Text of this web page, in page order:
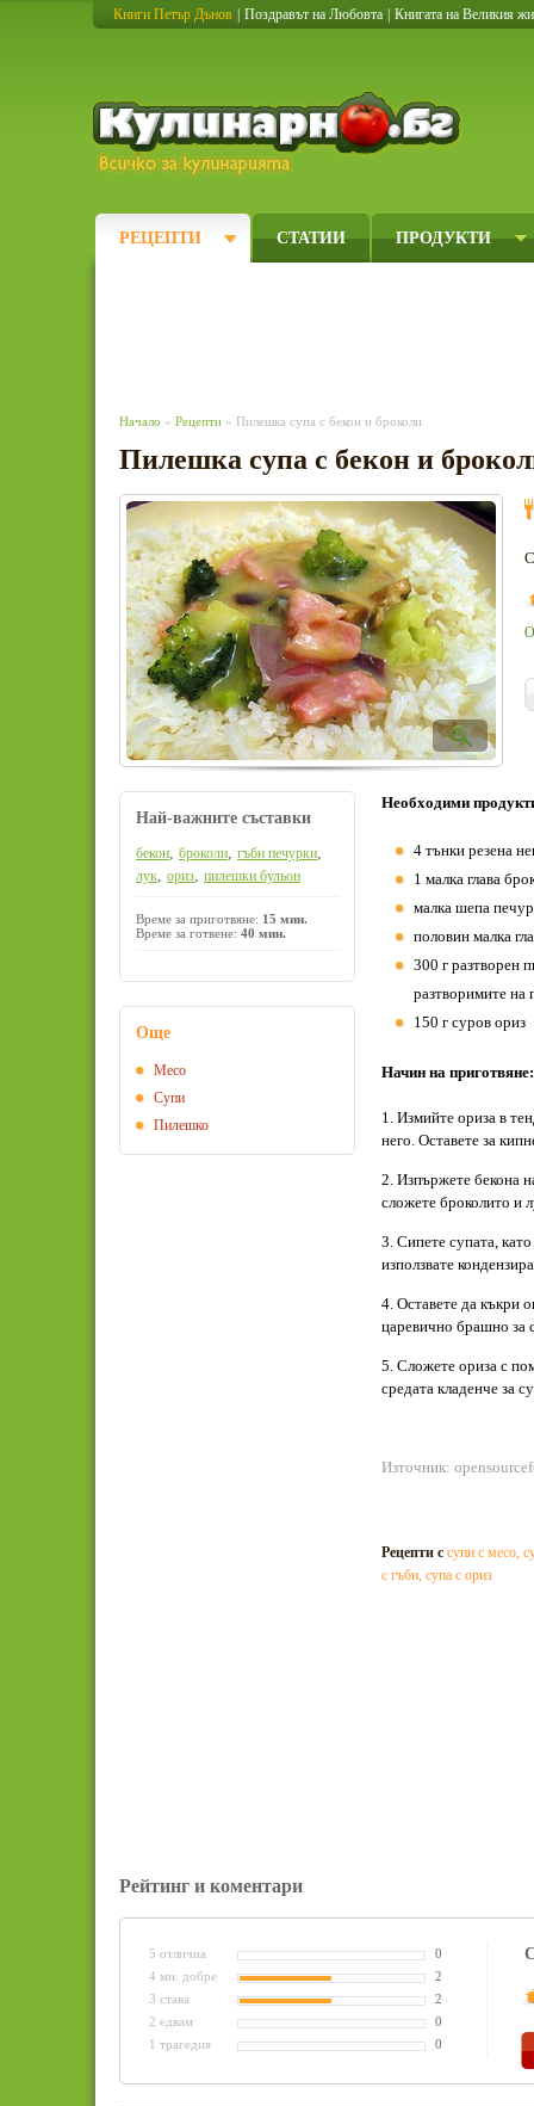
Книги Петър Дънов Поздравът на Любовта Книгата на Великия
РЕЦЕПТИ СТАТИИ ПРОДУКТИ
Начало » Рецепти » Пилешка супа с бекон и броколи
Пилешка супа с бекон и
Необходими
4 тънки резена
1 малка глава
малка шепа
половин малка
300 г разтворен
разтворимите на
150 г суров ориз
Начин на приготвяне:
1. Измийте ориза в
него. Оставете за
2. Изпържете бекона
сложете броколито и
3. Сипете супата,
използвате
4. Оставете да къкри
царевично брашно за
5. Сложете ориза с
средата кладенче за
Източник:
Рецепти с супи с месо,
с гъби, супа с ориз
Най-важните съставки
бекон, броколи, гъби печурки,
лук, ориз, пилешки бульон
Време за приготвяне: 15 мин.
Време за готвене: 40 мин.
Още
Месо
Супи
Пилешко
Рейтинг и коментари
5 отлична
0
4 мн. добре
2
3 става
2
2 едвам
0
1 трагедия
0